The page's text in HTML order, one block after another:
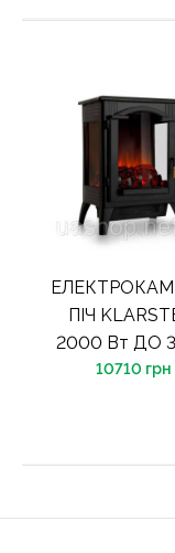
ПІЧ
2000 Вт ДО
10710 грн